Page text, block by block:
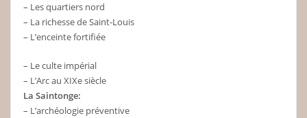
– Les quartiers nord
– La richesse de Saint-Louis
– L’enceinte fortifiée
– Le culte impérial
– L’Arc au XIXe siècle
La Saintonge:
– L’archéologie préventive